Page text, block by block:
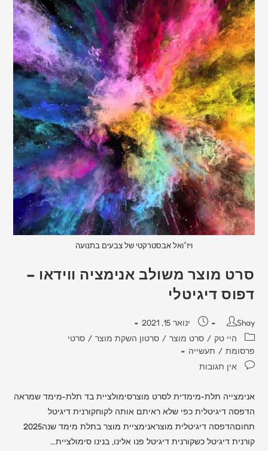
ויז׳ואל אבסטרקטי של צבעים בתנועה
סרט מוצר משולב אנימציה ווידאו –
דפוס דיגיטלי
Shay
ינואר 15, 2021
היי טק / סרט מוצר / סרטון השקת מוצר / סרטי
פרסומת / תעשייה
אין תגובות
אנימצייה תלת-מימדית לסרט מוצרסימולציית בד תלת-מימד שמראה
הדפסה דיגיטלית כפי שלא ראיתם אותה לקוחקורנית דיגיטל
תחוםהדפסה דיגיטלית מוצראנימציית מוצר בתלת מימד שנה2025
קורנית דיגיטל כשקורנית דיגיטל פנו אלינו, בנינו סימולציית…